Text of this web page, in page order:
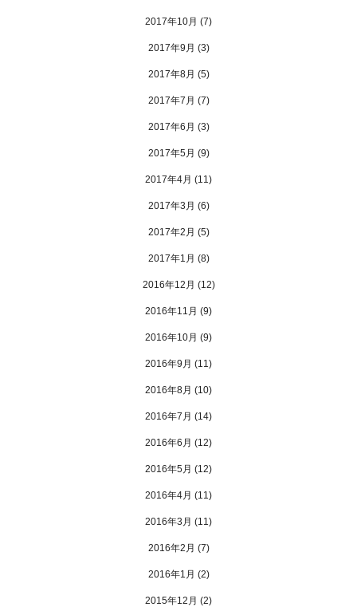
2017年10月 (7)
2017年9月 (3)
2017年8月 (5)
2017年7月 (7)
2017年6月 (3)
2017年5月 (9)
2017年4月 (11)
2017年3月 (6)
2017年2月 (5)
2017年1月 (8)
2016年12月 (12)
2016年11月 (9)
2016年10月 (9)
2016年9月 (11)
2016年8月 (10)
2016年7月 (14)
2016年6月 (12)
2016年5月 (12)
2016年4月 (11)
2016年3月 (11)
2016年2月 (7)
2016年1月 (2)
2015年12月 (2)